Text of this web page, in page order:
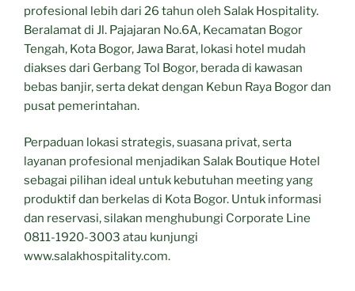
profesional lebih dari 26 tahun oleh Salak Hospitality.
Beralamat di Jl. Pajajaran No.6A, Kecamatan Bogor
Tengah, Kota Bogor, Jawa Barat, lokasi hotel mudah
diakses dari Gerbang Tol Bogor, berada di kawasan
bebas banjir, serta dekat dengan Kebun Raya Bogor dan
pusat pemerintahan.
Perpaduan lokasi strategis, suasana privat, serta
layanan profesional menjadikan Salak Boutique Hotel
sebagai pilihan ideal untuk kebutuhan meeting yang
produktif dan berkelas di Kota Bogor. Untuk informasi
dan reservasi, silakan menghubungi Corporate Line
0811-1920-3003 atau kunjungi
www.salakhospitality.com.